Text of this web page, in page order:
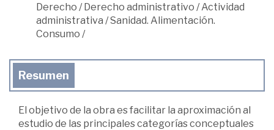
Derecho /Derecho administrativo /Actividad
administrativa /Sanidad. Alimentación.
Consumo /
Resumen
El objetivo de la obra es facilitar la aproximación al
estudio de las principales categorías conceptuales